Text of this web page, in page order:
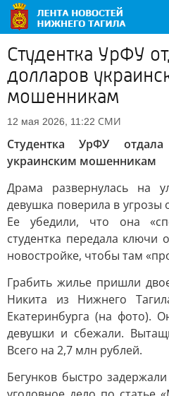
Студентка УрФУ
долларов
мошенникам
12 мая 2026, 11:22 СМИ
Студентка УрФУ
украинским мошенникам
Драма развернулась на
девушка поверила в угрозы
Ее убедили, что она
студентка передала ключи
новостройке, чтобы там
Грабить жилье пришли
Никита из Нижнего
Екатеринбурга (на фото).
девушки и сбежали.
Всего на 2,7 млн рублей.
Бегунков быстро